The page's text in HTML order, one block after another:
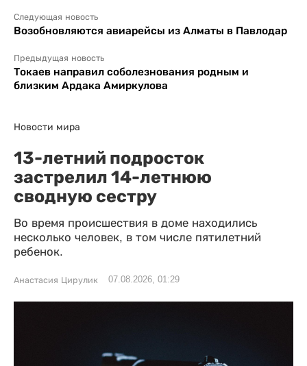
Следующая новость
Возобновляются авиарейсы из Алматы в Павлодар
Предыдущая новость
Токаев направил соболезнования родным и
близким Ардака Амиркулова
Новости мира
13-летний подросток
застрелил 14-летнюю
сводную сестру
Во время происшествия в доме находились
несколько человек, в том числе пятилетний
ребенок.
Анастасия Цирулик 07.08.2026, 01:29